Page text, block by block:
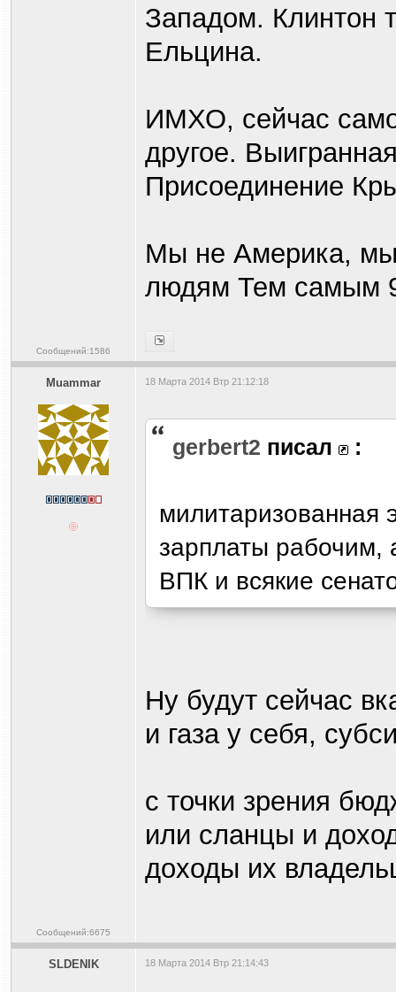
Сообщений:1586
Западом. Клинтон
Ельцина.
ИМХО, сейчас
другое.
Присоединение
Мы не Америка,
людям Тем самым
Muammar
Сообщений:6675
18 Марта 2014 Втр 21:12:18
gerbert2 писал :
милитаризованная
зарплаты рабочим,
ВПК и всякие
Ну будут сейчас
и газа у себя,
с точки зрения
или сланцы и
доходы их
SLDENIK 18 Марта 2014 Втр 21:14:43